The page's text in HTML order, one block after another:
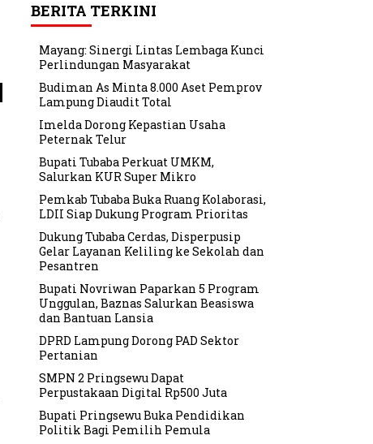
BERITA TERKINI
Mayang: Sinergi Lintas Lembaga Kunci
Perlindungan Masyarakat
Budiman As Minta 8.000 Aset Pemprov
Lampung Diaudit Total
Imelda Dorong Kepastian Usaha
Peternak Telur
Bupati Tubaba Perkuat UMKM,
Salurkan KUR Super Mikro
Pemkab Tubaba Buka Ruang Kolaborasi,
LDII Siap Dukung Program Prioritas
Dukung Tubaba Cerdas, Disperpusip
Gelar Layanan Keliling ke Sekolah dan
Pesantren
Bupati Novriwan Paparkan 5 Program
Unggulan, Baznas Salurkan Beasiswa
dan Bantuan Lansia
DPRD Lampung Dorong PAD Sektor
Pertanian
SMPN 2 Pringsewu Dapat
Perpustakaan Digital Rp500 Juta
Bupati Pringsewu Buka Pendidikan
Politik Bagi Pemilih Pemula